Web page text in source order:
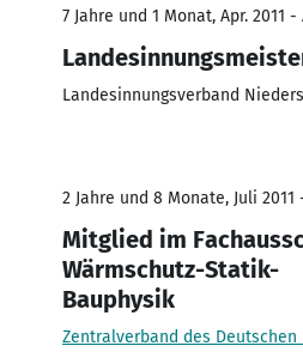
7 Jahre und 1 Monat, Apr. 2011 -
Landesinnungsverband
2 Jahre und 8 Monate, Juli 2011
Mitglied im
Wärmschutz-Statik-
Bauphysik
Zentralverband des Deutschen